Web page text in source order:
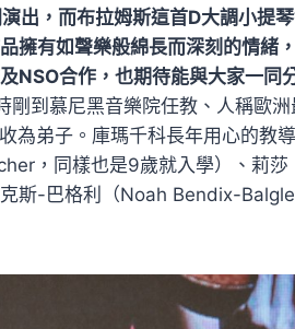
出，而布拉姆斯這首D大調小提
擁有如聲樂般綿長而深刻的情緒
NSO合作，也期待能與大家一同
剛到慕尼黑音樂院任教、人稱歐
為弟子。庫瑪千科長年用心的教
，同樣也是9歲就入學）、莉莎
斯-巴格利（Noah Bendix-